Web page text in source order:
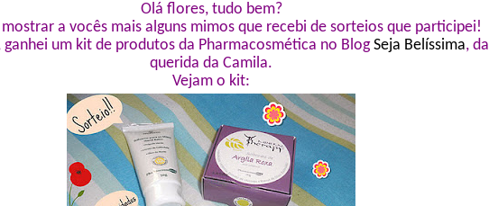
Olá flores, tudo bem?
a vocês mais alguns mimos que recebi de sorteios que participei!
ganhei um kit de produtos da Pharmacosmética no BlogSeja Belíssima, da
querida da Camila.
Vejam o kit: